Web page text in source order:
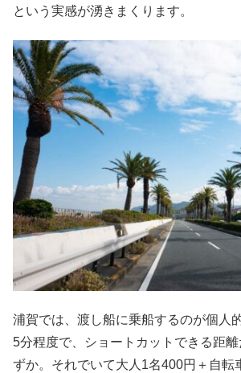
という実感が湧きまくります。
浦賀では、渡し船に乗船するのが個人
5分程度で、ショートカットできる距
ずか。それでいて大人1名400円＋自転